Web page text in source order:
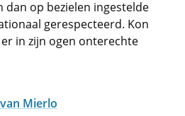
dan op bezielen ingestelde
gerespecteerd. Kon
in zijn ogen onterechte
Mierlo